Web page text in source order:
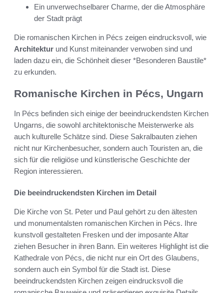
Ein unverwechselbarer Charme, der die Atmosphäre
der Stadt prägt
Die romanischen Kirchen in Pécs zeigen eindrucksvoll, wie
Architektur und Kunst miteinander verwoben sind und
laden dazu ein, die Schönheit dieser *Besonderen Baustile*
zu erkunden.
Romanische Kirchen in Pécs, Ungarn
In Pécs befinden sich einige der beeindruckendsten Kirchen
Ungarns, die sowohl architektonische Meisterwerke als
auch kulturelle Schätze sind. Diese Sakralbauten ziehen
nicht nur Kirchenbesucher, sondern auch Touristen an, die
sich für die religiöse und künstlerische Geschichte der
Region interessieren.
Die beeindruckendsten Kirchen im Detail
Die Kirche von St. Peter und Paul gehört zu den ältesten
und monumentalsten romanischen Kirchen in Pécs. Ihre
kunstvoll gestalteten Fresken und der imposante Altar
ziehen Besucher in ihren Bann. Ein weiteres Highlight ist die
Kathedrale von Pécs, die nicht nur ein Ort des Glaubens,
sondern auch ein Symbol für die Stadt ist. Diese
beeindruckendsten Kirchen zeigen eindrucksvoll die